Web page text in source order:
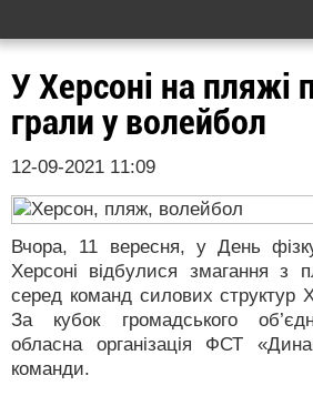
У Херсоні на пляжі
грали у волейбол
12-09-2021 11:09
Вчора, 11 вересня, у День
Херсоні відбулися змагання з
серед команд силових структур
За кубок громадського
обласна організація ФСТ
команди.